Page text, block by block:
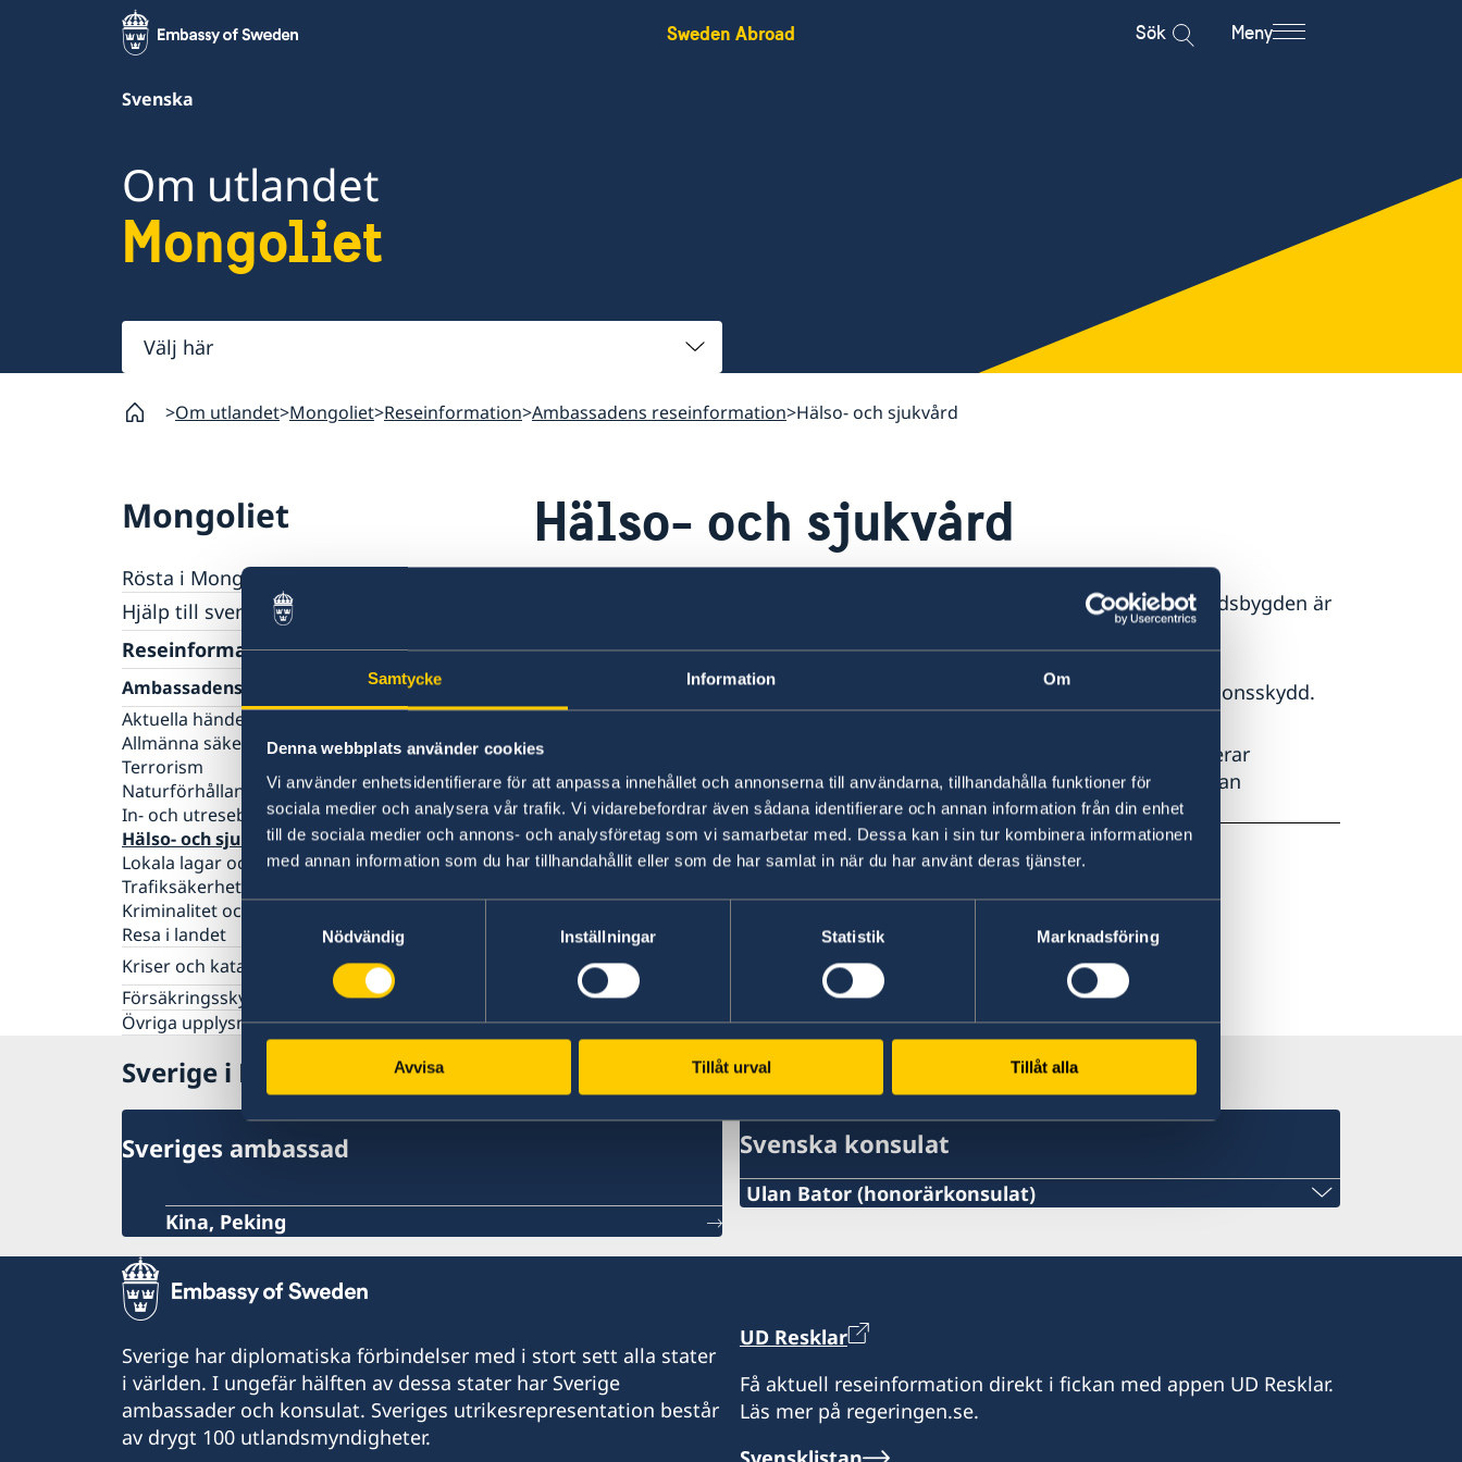
Samtycke Information Om
Denna webbplats använder cookies
Vi använder enhetsidentifierare för att anpassa innehållet och annonserna till användarna, tillhandahålla funktioner för
sociala medier och analysera vår trafik. Vi vidarebefordrar även sådana identifierare och annan information från din enhet
till de sociala medier och annons- och analysföretag som vi samarbetar med. Dessa kan i sin tur kombinera informationen
med annan information som du har tillhandahållit eller som de har samlat in när du har använt deras tjänster.
Nödvändig
Inställningar Statistik Marknadsföring
Avvisa Tillåt urval Tillåt alla
Sweden Abroad Sök Meny
Svenska
Om utlandet
Mongoliet
Välj
här
Om utlandet Mongoliet Reseinformation Ambassadens reseinformation Hälso- och sjukvård
Mongoliet
Rösta i Mongoliet
Hjälp till svenskar i Mongoliet
Rösta i Mongoliet
Pass utomlands
Legaliseringar
Hjälp kring medborgarskap
Akut hjälp
Reseinformation
Ambassadens reseinformation
Aktuella händelser
Allmänna säkerhetsläget
Terrorism
Naturförhållanden och katastrofer
In- och utresebestämmelser
Hälso- och sjukvård
Lokala lagar och sedvänjor
Trafiksäkerhet
Kriminalitet och personlig säkerhet
Resa i landet
Kriser och katastrofer
Evakuering vid kriser och katastrofer
Lagen om konsulära katastrofinsatser
UD och ambassadernas krisberedskap
Försäkringsskydd
Övriga upplysningar
Hälso- och sjukvård
Sjukvården i Mongoliet har inte samma standard som i Sverige och på landsbygden är
Inför en resa bör varje resenär kontrollera att hen har ett fullgott vaccinationsskydd.
Ambassaden uppmanar resenärer att ha ett försäkringsskydd som inkluderar
sjukevakuering på grund av att flertalet allvarliga sjukdomstillstånd inte kan
behandlas i Mongoliet.
Senast uppdaterad 03 aug. 2026, 08.53
Sverige i Mongoliet
Sveriges ambassad
Kina, Peking
Svenska konsulat
Ulan Bator (honorärkonsulat)
Fax:
Sverige har diplomatiska förbindelser med i stort sett alla stater
i världen. I ungefär hälften av dessa stater har Sverige
ambassader och konsulat. Sveriges utrikesrepresentation består
av drygt 100 utlandsmyndigheter.
UD Resklar
Få aktuell reseinformation direkt i fickan med appen UD Resklar.
Läs mer på regeringen.se.